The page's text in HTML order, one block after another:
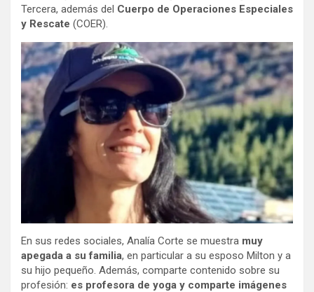
Tercera, además del Cuerpo de Operaciones Especiales
y Rescate (COER).
En sus redes sociales, Analía Corte se muestra muy
apegada a su familia, en particular a su esposo Milton y a
su hijo pequeño. Además, comparte contenido sobre su
profesión: es profesora de yoga y comparte imágenes